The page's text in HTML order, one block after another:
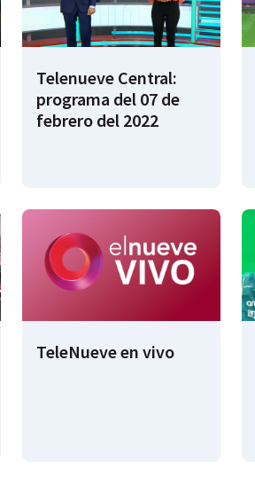
Telenueve Central:
programa del 07 de
febrero del 2022
TeleNueve en vivo